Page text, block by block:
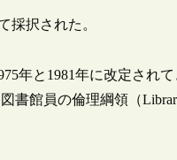
採択された。
年と1981年に改定され
書館員の倫理綱領（